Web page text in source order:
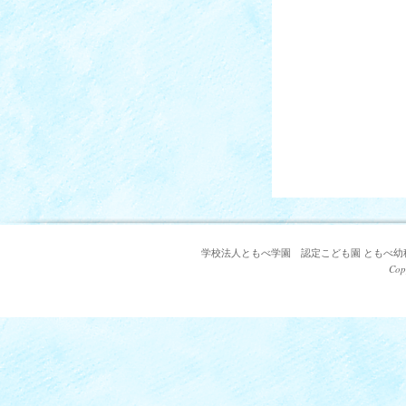
学校法人ともべ学園 認定こども園 ともべ